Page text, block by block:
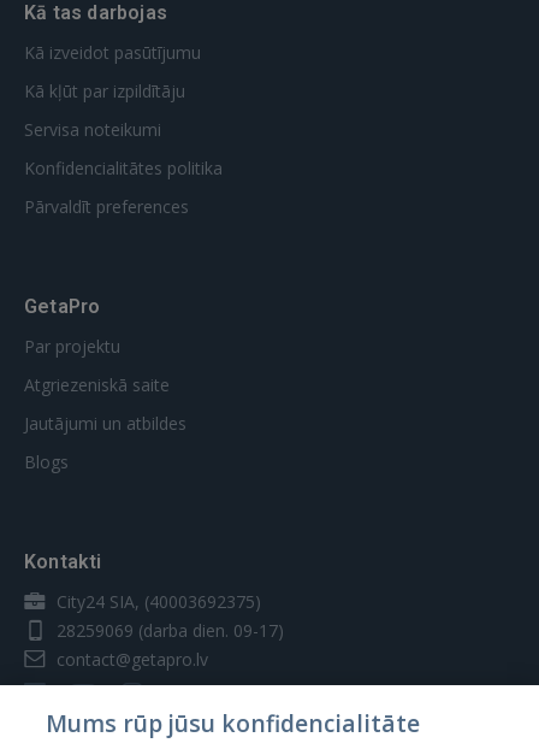
Kā tas darbojas
Kā izveidot pasūtījumu
Kā kļūt par izpildītāju
Servisa noteikumi
Konfidencialitātes politika
Pārvaldīt preferences
GetaPro
Par projektu
Atgriezeniskā saite
Jautājumi un atbildes
Blogs
Kontakti
City24 SIA, (40003692375)
28259069 (darba dien. 09-17)
contact@getapro.lv
Mums rūp jūsu konfidencialitāte